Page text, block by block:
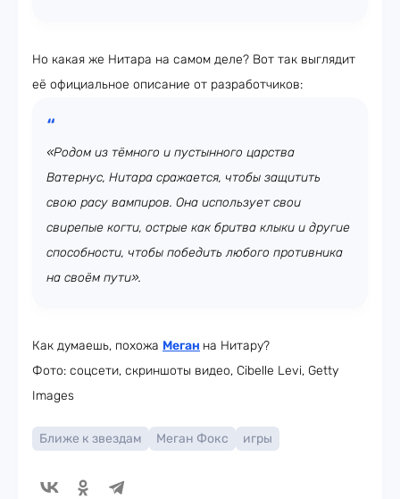
Но какая же Нитара на самом деле? Вот так выглядит
её официальное описание от разработчиков:
«Родом из тёмного и пустынного царства
Ватернус, Нитара сражается, чтобы защитить
свою расу вампиров. Она использует свои
свирепые когти, острые как бритва клыки и другие
способности, чтобы победить любого противника
на своём пути».
Как думаешь, похожа Меган на Нитару?
Фото: соцсети, скриншоты видео, Cibelle Levi, Getty
Images
Ближе к звездам Меган Фокс игры